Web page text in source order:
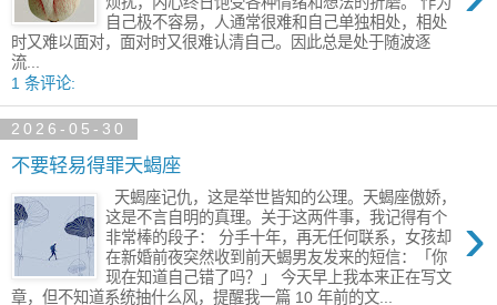
自己极不容易，人通常很难和自己单独相处，相处
时又难以面对，面对时又很难认清自己。因此总是处于随波逐
流...
1 条评论:
2026-05-30
不要轻易得罪天蝎座
›
天蝎座记仇，这是举世皆知的公理。天蝎座傲娇，
这是不言自明的真理。关于这两件事，我记得有个
非常棒的段子： 分手十年，再无任何联系，女孩却
在新婚前夜突然收到前天蝎男友发来的短信：「你
现在知道自己错了吗？」 今天早上我本来正在写文
章，但不知道系统抽什么风，提醒我一篇 10 年前的文...